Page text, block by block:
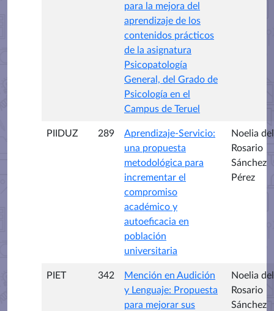
para la mejora del
aprendizaje de los
contenidos prácticos
de la asignatura
Psicopatología
General, del Grado de
Psicología en el
Campus de Teruel
PIIDUZ 289
Aprendizaje-Servicio:
una propuesta
metodológica para
incrementar el
compromiso
académico y
autoeficacia en
población
universitaria
Noelia del
Rosario
Sánchez
Pérez
PIET 342
Mención en Audición
y Lenguaje: Propuesta
para mejorar sus
Noelia del
Rosario
Sánchez